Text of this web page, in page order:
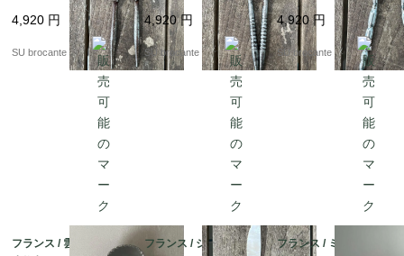
4,920 円
SU brocante
4,920円
SU brocante
4,920円
SU brocante
フランス / 雲のような
フランス / シェル刃バ
フランス / ミニチュア